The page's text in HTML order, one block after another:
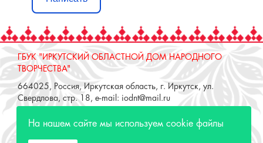
ГБУК "ИРКУТСКИЙ ОБЛАСТНОЙ ДОМ НАРОДНОГО
664025, Россия, Иркутская область, г. Иркутск, ул.
тел.: 8 (3952) 33-04-25 - приемная
ОТДЕЛ "РЕМЕСЛЕННОЕ ПОДВОРЬЕ"
664025, Россия, Иркутская область, г. Иркутск, ул. 3 июля,
На нашем сайте мы используем cookie файлы